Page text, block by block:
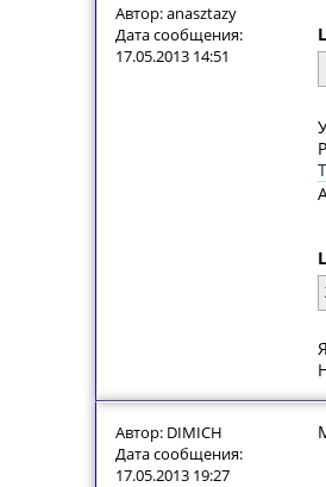
Автор: anasztazy
Дата сообщения:
17.05.2013 14:51
Автор: DIMICH
Дата сообщения:
17.05.2013 19:27